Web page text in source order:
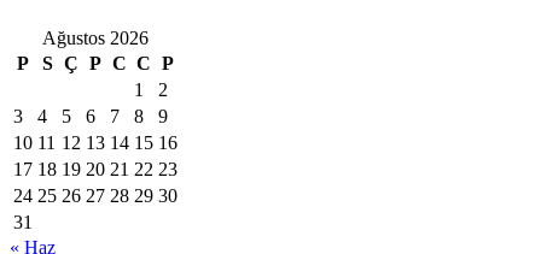
Ağustos 2026
P
S Ç P C C P
1
2
3
4 5 6 7 8
9
10 11 12 13 14 15 16
17 18 19 20 21 22 23
24 25 26 27 28 29 30
31
« Haz